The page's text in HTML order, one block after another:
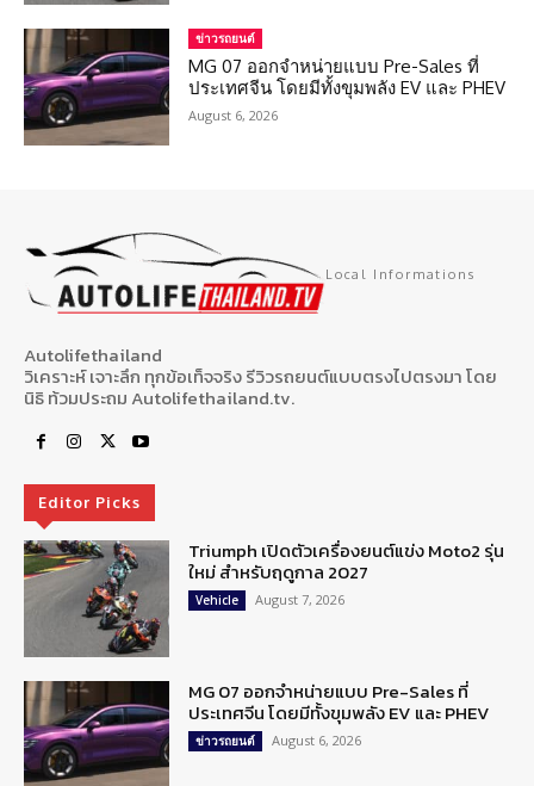
ข่าวรถยนต์
MG 07 ออกจำหน่ายแบบ Pre-Sales ที่
ประเทศจีน โดยมีทั้งขุมพลัง EV และ PHEV
August 6, 2026
Local Informations
Autolifethailand
วิเคราะห์ เจาะลึก ทุกข้อเท็จจริง รีวิวรถยนต์แบบตรงไปตรงมา โดย
นิธิ ท้วมประถม Autolifethailand.tv.
Editor Picks
Triumph เปิดตัวเครื่องยนต์แข่ง Moto2 รุ่น
ใหม่ สำหรับฤดูกาล 2027
Vehicle August 7, 2026
MG 07 ออกจำหน่ายแบบ Pre-Sales ที่
ประเทศจีน โดยมีทั้งขุมพลัง EV และ PHEV
ข่าวรถยนต์ August 6, 2026